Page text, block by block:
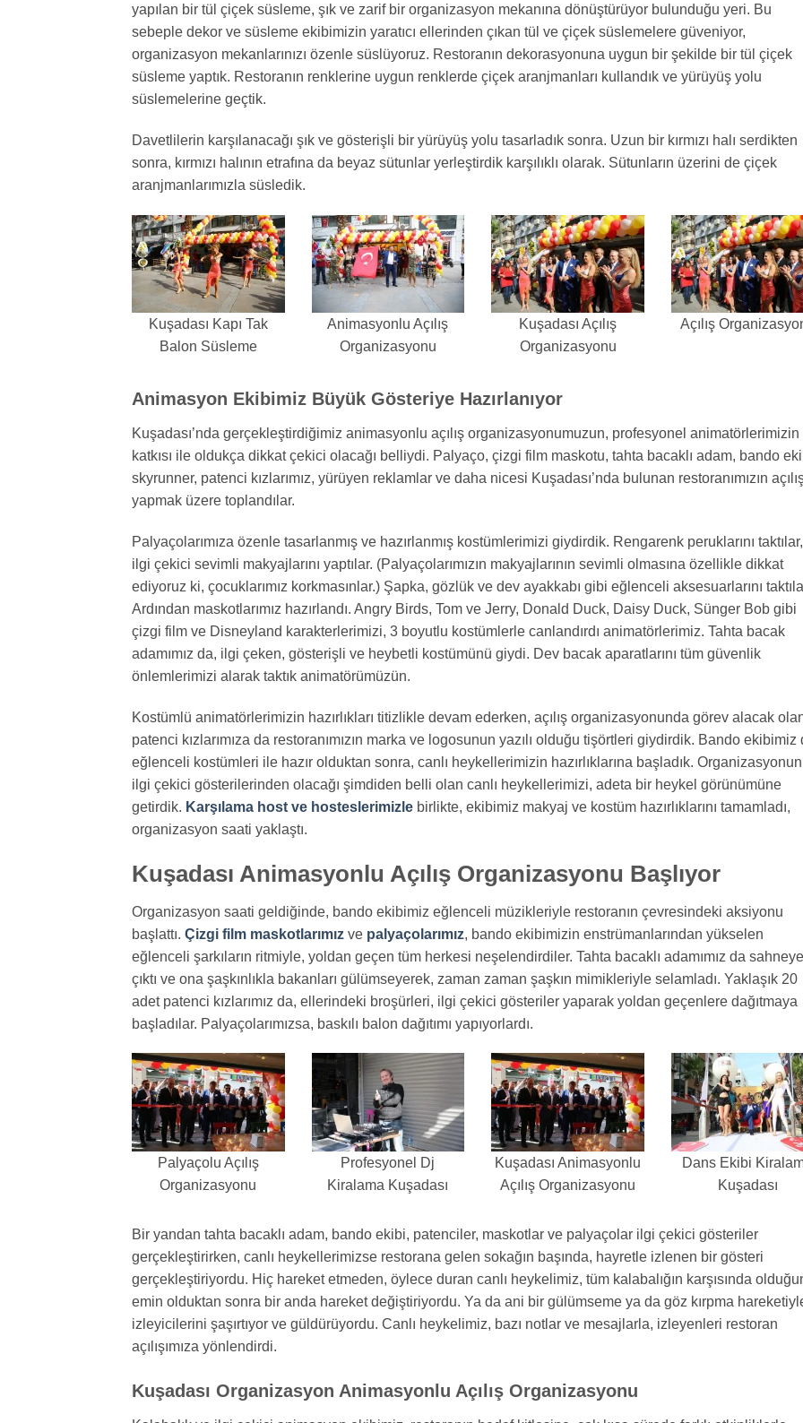
yapılan bir tül çiçek süsleme, şık ve zarif bir organizasyon mekanına dönüştürüyor bulunduğu yeri. Bu
sebeple dekor ve süsleme ekibimizin yaratıcı ellerinden çıkan tül ve çiçek süslemelere güveniyor,
organizasyon mekanlarınızı özenle süslüyoruz. Restoranın dekorasyonuna uygun bir şekilde bir tül çiçek
süsleme yaptık. Restoranın renklerine uygun renklerde çiçek aranjmanları kullandık ve yürüyüş yolu
süslemelerine geçtik.
Davetlilerin karşılanacağı şık ve gösterişli bir yürüyüş yolu tasarladık sonra. Uzun bir kırmızı halı serdikten
sonra, kırmızı halının etrafına da beyaz sütunlar yerleştirdik karşılıklı olarak. Sütunların üzerini de çiçek
aranjmanlarımızla süsledik.
Kuşadası Kapı Tak
Balon Süsleme
Animasyonlu Açılış
Organizasyonu
Kuşadası Açılış
Organizasyonu
Açılış
Animasyon Ekibimiz Büyük Gösteriye Hazırlanıyor
Kuşadası’nda gerçekleştirdiğimiz animasyonlu açılış organizasyonumuzun, profesyonel animatörlerimizin
katkısı ile oldukça dikkat çekici olacağı belliydi. Palyaço, çizgi film maskotu, tahta bacaklı adam, bando
skyrunner, patenci kızlarımız, yürüyen reklamlar ve daha nicesi Kuşadası’nda bulunan restoranımızın
yapmak üzere toplandılar.
Palyaçolarımıza özenle tasarlanmış ve hazırlanmış kostümlerimizi giydirdik. Rengarenk peruklarını taktılar,
ilgi çekici sevimli makyajlarını yaptılar. (Palyaçolarımızın makyajlarının sevimli olmasına özellikle dikkat
ediyoruz ki, çocuklarımız korkmasınlar.) Şapka, gözlük ve dev ayakkabı gibi eğlenceli aksesuarlarını
Ardından maskotlarımız hazırlandı. Angry Birds, Tom ve Jerry, Donald Duck, Daisy Duck, Sünger Bob gibi
çizgi film ve Disneyland karakterlerimizi, 3 boyutlu kostümlerle canlandırdı animatörlerimiz. Tahta bacak
adamımız da, ilgi çeken, gösterişli ve heybetli kostümünü giydi. Dev bacak aparatlarını tüm güvenlik
önlemlerimizi alarak taktık animatörümüzün.
Kostümlü animatörlerimizin hazırlıkları titizlikle devam ederken, açılış organizasyonunda görev alacak
patenci kızlarımıza da restoranımızın marka ve logosunun yazılı olduğu tişörtleri giydirdik. Bando ekibimiz
eğlenceli kostümleri ile hazır olduktan sonra, canlı heykellerimizin hazırlıklarına başladık.
ilgi çekici gösterilerinden olacağı şimdiden belli olan canlı heykellerimizi, adeta bir heykel görünümüne
getirdik. Karşılama host ve hosteslerimizle birlikte, ekibimiz makyaj ve kostüm hazırlıklarını tamamladı,
organizasyon saati yaklaştı.
Kuşadası Animasyonlu Açılış Organizasyonu Başlıyor
Organizasyon saati geldiğinde, bando ekibimiz eğlenceli müzikleriyle restoranın çevresindeki aksiyonu
başlattı. Çizgi film maskotlarımız ve palyaçolarımız, bando ekibimizin enstrümanlarından yükselen
eğlenceli şarkıların ritmiyle, yoldan geçen tüm herkesi neşelendirdiler. Tahta bacaklı adamımız da sahneye
çıktı ve ona şaşkınlıkla bakanları gülümseyerek, zaman zaman şaşkın mimikleriyle selamladı. Yaklaşık 20
adet patenci kızlarımız da, ellerindeki broşürleri, ilgi çekici gösteriler yaparak yoldan geçenlere dağıtmaya
başladılar. Palyaçolarımızsa, baskılı balon dağıtımı yapıyorlardı.
Palyaçolu Açılış
Organizasyonu
Profesyonel Dj
Kiralama Kuşadası
Kuşadası Animasyonlu
Açılış Organizasyonu
Dans Ekibi
Kuşadası
Bir yandan tahta bacaklı adam, bando ekibi, patenciler, maskotlar ve palyaçolar ilgi çekici gösteriler
gerçekleştirirken, canlı heykellerimizse restorana gelen sokağın başında, hayretle izlenen bir gösteri
gerçekleştiriyordu. Hiç hareket etmeden, öylece duran canlı heykelimiz, tüm kalabalığın karşısında
emin olduktan sonra bir anda hareket değiştiriyordu. Ya da ani bir gülümseme ya da göz kırpma
izleyicilerini şaşırtıyor ve güldürüyordu. Canlı heykelimiz, bazı notlar ve mesajlarla, izleyenleri restoran
açılışımıza yönlendirdi.
Kuşadası Organizasyon Animasyonlu Açılış Organizasyonu